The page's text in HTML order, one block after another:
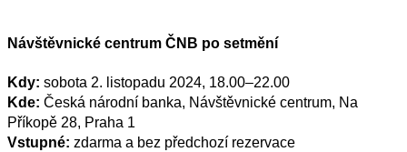
Návštěvnické centrum ČNB po setmění
Kdy: sobota 2. listopadu 2024, 18.00–22.00
Kde: Česká národní banka, Návštěvnické centrum, Na
Příkopě 28, Praha 1
Vstupné: zdarma a bez předchozí rezervace